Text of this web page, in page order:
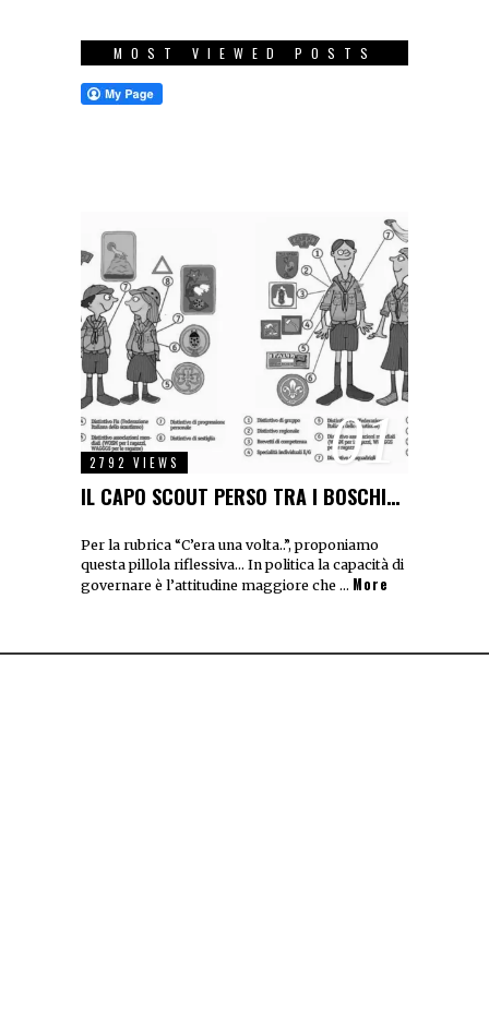
MOST VIEWED POSTS
01
2792 VIEWS
IL CAPO SCOUT PERSO TRA I BOSCHI…
Per la rubrica “C’era una volta..”, proponiamo
questa pillola riflessiva… In politica la capacità di
governare è l’attitudine maggiore che … More